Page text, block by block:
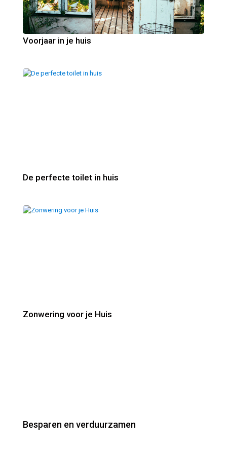
Voorjaar in je huis
De perfecte toilet in huis
Zonwering voor je Huis
Besparen en verduurzamen